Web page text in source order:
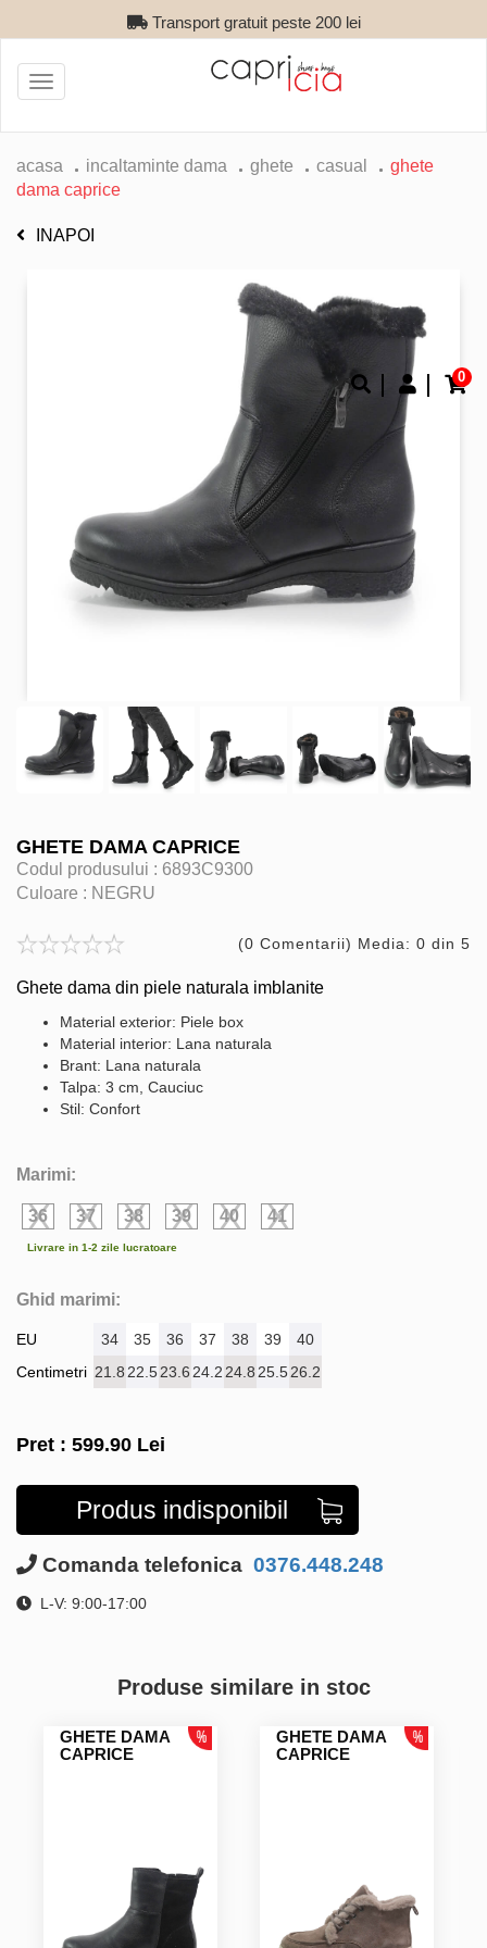
Transport gratuit peste 200 lei
0
Toggle
navigation
acasa incaltaminte dama ghete casual
ghete
dama caprice
INAPOI
GHETE DAMA CAPRICE
Codul produsului : 6893C9300
Culoare : NEGRU
(0 Comentarii) Media: 0 din 5
Ghete dama din piele naturala imblanite
Material exterior: Piele box
Material interior: Lana naturala
Brant: Lana naturala
Talpa: 3 cm, Cauciuc
Stil: Confort
Marimi:
36 37 38 39 40 41
Livrare in 1-2 zile lucratoare
Ghid marimi:
EU
Centimetri
34 35 36 37 38 39
40
21.8 22.523.6 24.2 24.8 25.526.2
Pret : 599.90 Lei
Produs indisponibil
Comanda telefonica 0376.448.248
L-V: 9:00-17:00
Produse similare in stoc
GHETE DAMA
CAPRICE
GHETE DAMA
CAPRICE